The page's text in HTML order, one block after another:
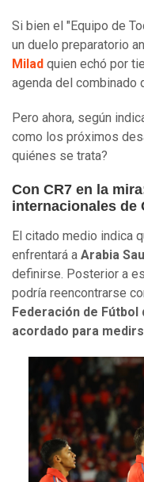
Si bien el "Equipo de
un duelo preparatorio
Milad quien echó por
agenda del combinado
Pero ahora, según
como los próximos
quiénes se trata?
Con CR7 en la
internacionales de
El citado medio indica
enfrentará a Arabia
definirse. Posterior a
podría reencontrarse
Federación de Fútbol
acordado para